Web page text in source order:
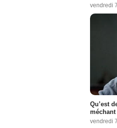
vendredi
Qu’est
vendredi